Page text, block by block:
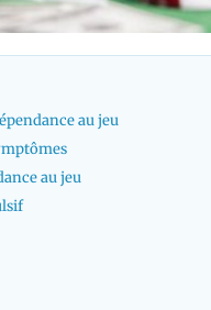
au jeu
au jeu